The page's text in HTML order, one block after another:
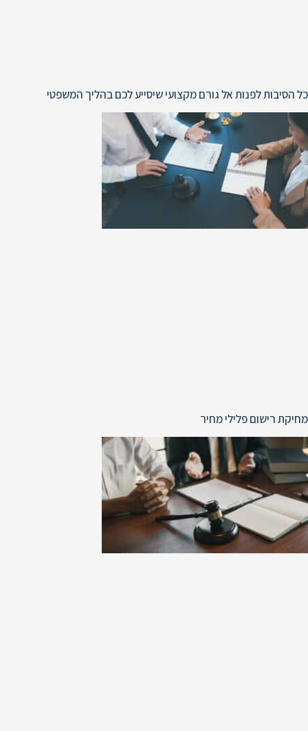
כל הסיבות לפנות אל גורם מקצועי שיסייע לכם בהליך המשפטי
מחיקת רישום פלילי מחיר